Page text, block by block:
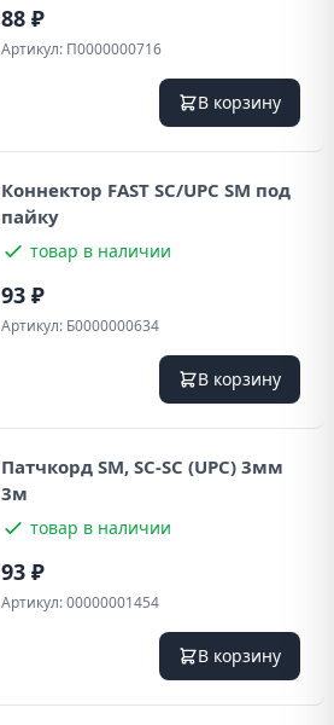
88 ₽
Артикул: П0000000716
В корзину
Коннектор FAST SC/UPC SM под
пайку
товар в наличии
93 ₽
Артикул: Б0000000634
В корзину
Патчкорд SM, SC-SC (UPC) 3мм
3м
товар в наличии
93 ₽
Артикул:00000001454
В корзину